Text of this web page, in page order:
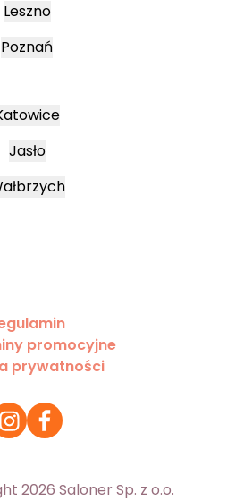
Leszno
Poznań
Jasło
promocyjne
prywatności
2026 Saloner Sp. z o.o.